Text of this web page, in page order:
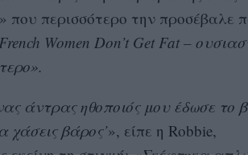
που περισσότερο την προσέβαλε
Women Don’t Get Fat –
άντρας ηθοποιός μου έδωσε το
βάρος’», είπε η Robbie,
εκείνη τη στιγμή:«Σκέφτηκα